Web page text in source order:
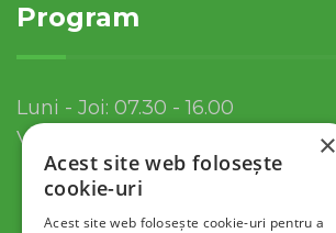
Program
Luni - Joi: 07.30 - 16.00
Vineri: 07.30 - 13.30
×
Acest site web folosește
cookie-uri
Acest site web folosește cookie-uri pentru a